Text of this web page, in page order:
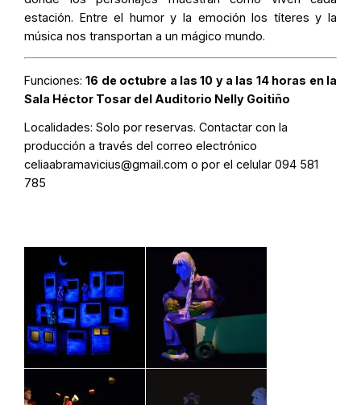
estación. Entre el humor y la emoción los títeres y la
música nos transportan a un mágico mundo.
Funciones: 16 de octubre a las 10 y a las 14 horas en la
Sala Héctor Tosar del Auditorio Nelly Goitiño
Localidades: Solo por reservas. Contactar con la
producción a través del correo electrónico
celiaabramavicius@gmail.com o por el celular 094 581
785